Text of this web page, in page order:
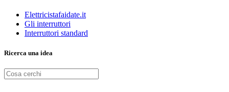
Elettricistafaidate.it
Gli interruttori
Interruttori standard
Ricerca una idea